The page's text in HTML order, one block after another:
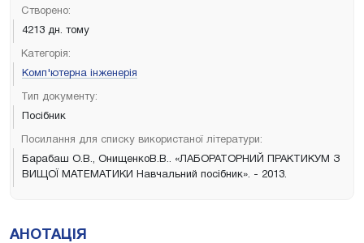
Створено:
4213 дн. тому
Категорія:
Комп'ютерна інженерія
Тип документу:
Посібник
Посилання для списку використаної літератури:
Барабаш О.В., ОнищенкоВ.В.. «ЛАБОРАТОРНИЙ ПРАКТИКУМ З
ВИЩОЇ МАТЕМАТИКИ Навчальний посібник». - 2013.
АНОТАЦІЯ